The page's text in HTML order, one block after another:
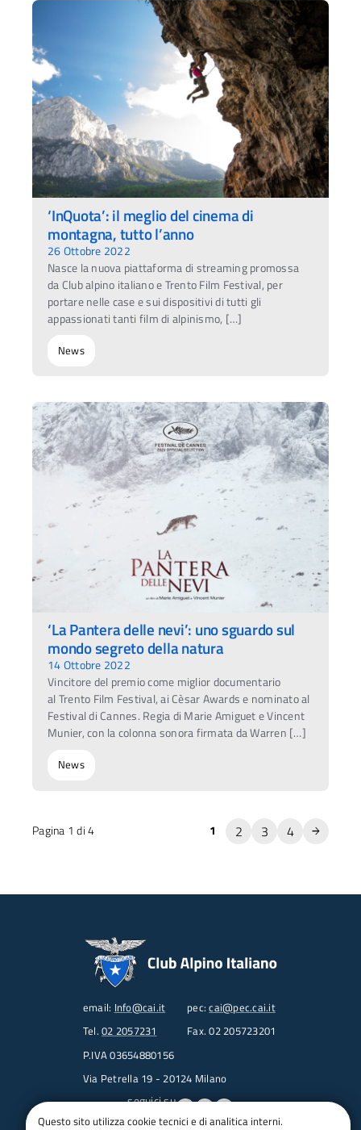
‘InQuota’: il meglio del cinema di
montagna, tutto l’anno
26 Ottobre 2022
Nasce la nuova piattaforma di streaming promossa
da Club alpino italiano e Trento Film Festival, per
portare nelle case e sui dispositivi di tutti gli
appassionati tanti film di alpinismo, […]
News
‘La Pantera delle nevi’: uno sguardo sul
mondo segreto della natura
14 Ottobre 2022
Vincitore del premio come miglior documentario
al Trento Film Festival, ai Cèsar Awards e nominato al
Festival di Cannes. Regia di Marie Amiguet e Vincent
Munier, con la colonna sonora firmata da Warren […]
News
Pagina 1 di 4 1 2 3 4
email: Info@cai.it pec:cai@pec.cai.it
Tel. 02 2057231
Fax. 02 205723201
P.IVA 03654880156
Via Petrella 19 - 20124 Milano
seguici su
Questo sito utilizza cookie tecnici e di analitica interni.